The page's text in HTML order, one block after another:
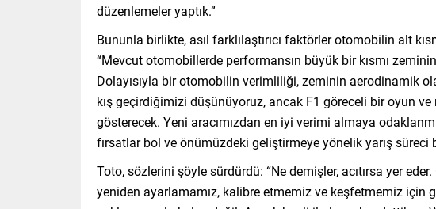
düzenlemeler yaptık.”
Bununla birlikte, asıl farklılaştırıcı faktörler otomobilin alt
“Mevcut otomobillerde performansın büyük bir kısmı
Dolayısıyla bir otomobilin verimliliği, zeminin aerodinamik
kış geçirdiğimizi düşünüyoruz, ancak F1 göreceli bir oyun ve
gösterecek. Yeni aracımızdan en iyi verimi almaya
fırsatlar bol ve önümüzdeki geliştirmeye yönelik yarış süreci
Toto, sözlerini şöyle sürdürdü: “Ne demişler, acıtırsa yer
yeniden ayarlamamız, kalibre etmemiz ve keşfetmemiz için